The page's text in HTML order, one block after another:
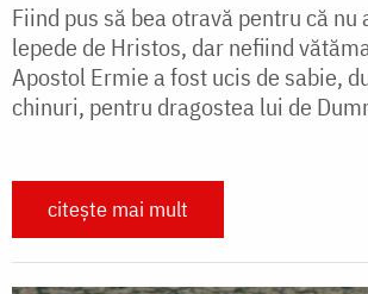
Fiind pus să bea otravă pentru că nu
lepede de Hristos, dar nefiind
Apostol Ermie a fost ucis de sabie,
chinuri, pentru dragostea lui de
citește mai mult